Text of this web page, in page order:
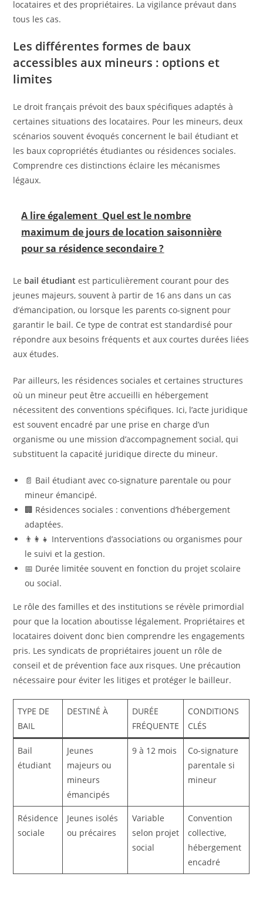
locataires et des propriétaires. La vigilance prévaut dans
tous les cas.
Les différentes formes de baux
accessibles aux mineurs : options et
limites
Le droit français prévoit des baux spécifiques adaptés à
certaines situations des locataires. Pour les mineurs, deux
scénarios souvent évoqués concernent le bail étudiant et
les baux copropriétés étudiantes ou résidences sociales.
Comprendre ces distinctions éclaire les mécanismes
légaux.
A lire également Quel est le nombre
maximum de jours de location saisonnière
pour sa résidence secondaire ?
Le bail étudiant est particulièrement courant pour des
jeunes majeurs, souvent à partir de 16 ans dans un cas
d’émancipation, ou lorsque les parents co-signent pour
garantir le bail. Ce type de contrat est standardisé pour
répondre aux besoins fréquents et aux courtes durées liées
aux études.
Par ailleurs, les résidences sociales et certaines structures
où un mineur peut être accueilli en hébergement
nécessitent des conventions spécifiques. Ici, l’acte juridique
est souvent encadré par une prise en charge d’un
organisme ou une mission d’accompagnement social, qui
substituent la capacité juridique directe du mineur.
📄 Bail étudiant avec co-signature parentale ou pour
mineur émancipé.
🏢 Résidences sociales : conventions d’hébergement
adaptées.
👨‍👩‍👧 Interventions d’associations ou organismes pour
le suivi et la gestion.
📅 Durée limitée souvent en fonction du projet scolaire
ou social.
Le rôle des familles et des institutions se révèle primordial
pour que la location aboutisse légalement. Propriétaires et
locataires doivent donc bien comprendre les engagements
pris. Les syndicats de propriétaires jouent un rôle de
conseil et de prévention face aux risques. Une précaution
nécessaire pour éviter les litiges et protéger le bailleur.
TYPE DE
BAIL
DESTINÉ À
DURÉE
FRÉQUENTE
CONDITIONS
CLÉS
Bail
étudiant
Jeunes
majeurs ou
mineurs
émancipés
9 à 12 mois
Co-signature
parentale si
mineur
Résidence
sociale
Jeunes isolés
ou précaires
Variable
selon projet
social
Convention
collective,
hébergement
encadré